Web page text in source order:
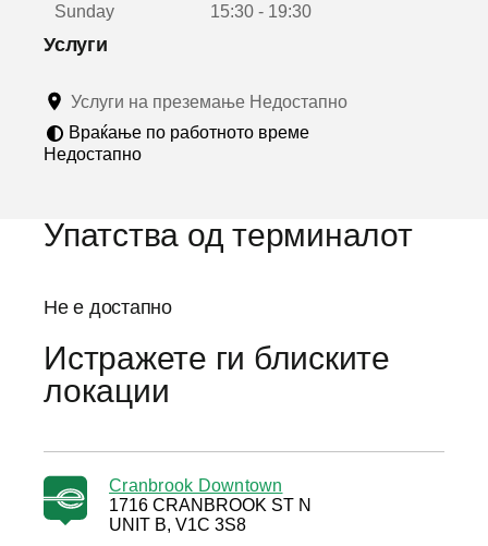
о
р
Sunday 15:30 - 19:30
Услуги
Услуги на преземање Недостапно
Враќање по работното време
Недостапно
Упатства од терминалот
Не е достапно
Истражете ги блиските
локации
Cranbrook Downtown
1716 CRANBROOK ST N
UNIT B, V1C 3S8